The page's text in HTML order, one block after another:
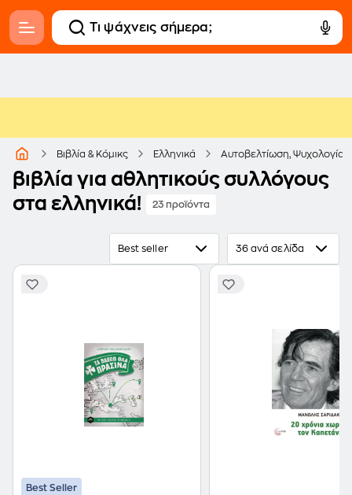
Βιβλία & Κόμικς Ελληνικά Αυτοβελτίωση, Ψυχολογία
βιβλία για αθλητικούς συλλόγους
στα ελληνικά!
23 προϊόντα
Best seller 36 ανά σελίδα
Best Seller